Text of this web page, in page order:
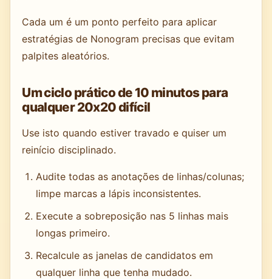
Cada um é um ponto perfeito para aplicar
estratégias de Nonogram precisas que evitam
palpites aleatórios.
Um ciclo prático de 10 minutos para
qualquer 20x20 difícil
Use isto quando estiver travado e quiser um
reinício disciplinado.
Audite todas as anotações de linhas/colunas;
limpe marcas a lápis inconsistentes.
Execute a sobreposição nas 5 linhas mais
longas primeiro.
Recalcule as janelas de candidatos em
qualquer linha que tenha mudado.